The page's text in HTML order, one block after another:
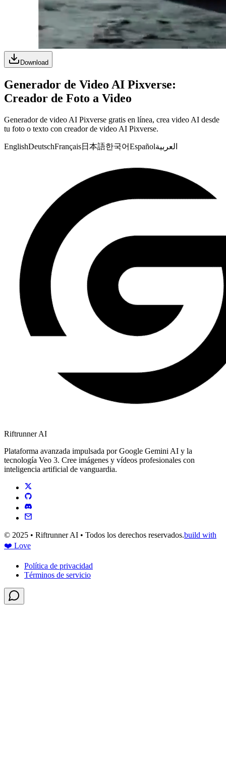
Download
Generador de Video AI Pixverse:
Creador de Foto a Video
Generador de video AI Pixverse gratis en línea, crea video AI desde
tu foto o texto con creador de video AI Pixverse.
EnglishDeutschFrançais日本語한국어Españolالعربية
Riftrunner AI
Plataforma avanzada impulsada por Google Gemini AI y la
tecnología Veo 3. Cree imágenes y vídeos profesionales con
inteligencia artificial de vanguardia.
© 2025 • Riftrunner AI • Todos los derechos reservados.build with
❤️ Love
Política de privacidad
Términos de servicio